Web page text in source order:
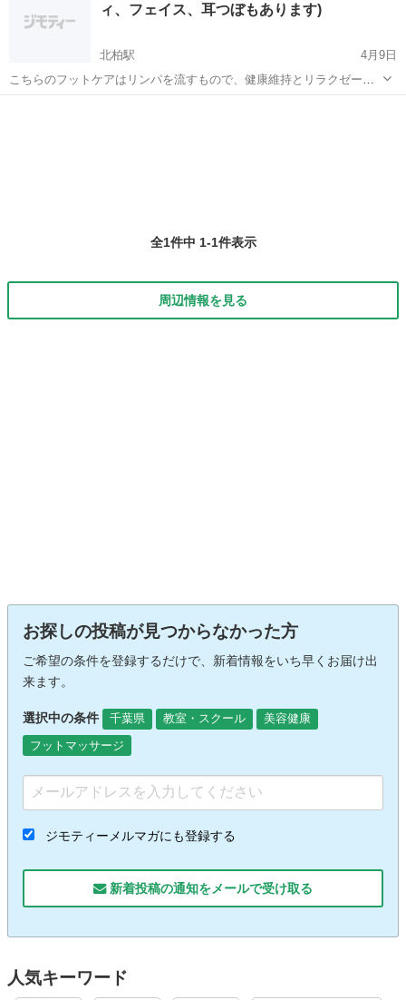
ィ、フェイス、耳つぼもあります)
北柏駅
4月9日
こちらのフットケアはリンパを流すもので、健康維持とリラクゼーシ
ョンを目的としています。 お仕事の付加価値に、ご自身やご家族の健
全1件中 1-1件表示
周辺情報を見る
お探しの投稿が見つからなかった方
ご希望の条件を登録するだけで、新着情報をいち早くお届け出
来ます。
選択中の条件 千葉県 教室・スクール
美容健康
フットマッサージ
ジモティーメルマガにも登録する
新着投稿の通知をメールで受け取る
人気キーワード